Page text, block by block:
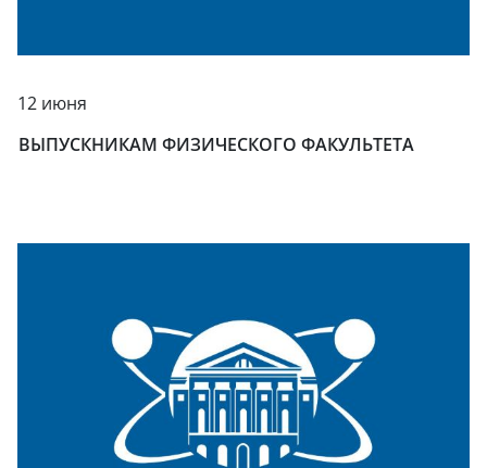
12 июня
ВЫПУСКНИКАМ ФИЗИЧЕСКОГО ФАКУЛЬТЕТА